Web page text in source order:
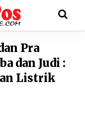
Pra
dan Judi :
Listrik